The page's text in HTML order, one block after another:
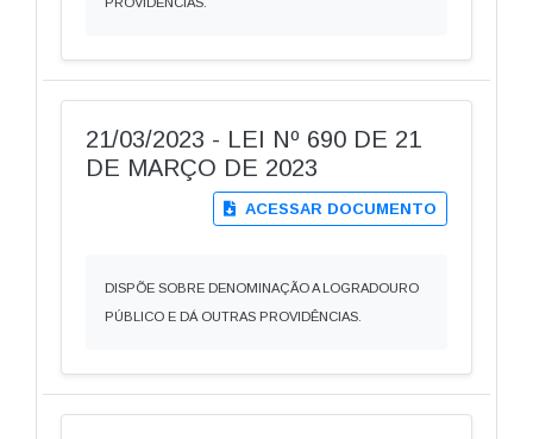
21/03/2023 - LEI Nº 690 DE 21
DE MARÇO DE 2023
ACESSAR DOCUMENTO
DISPÕE SOBRE DENOMINAÇÃO A LOGRADOURO
PÚBLICO E DÁ OUTRAS PROVIDÊNCIAS.